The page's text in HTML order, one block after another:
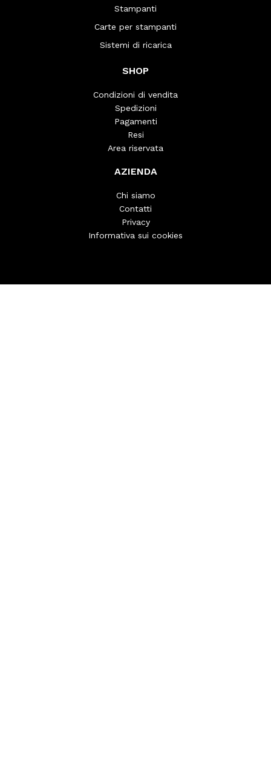
Stampanti
Carte per stampanti
Sistemi di ricarica
SHOP
Condizioni di vendita
Spedizioni
Pagamenti
Resi
Area riservata
AZIENDA
Chi siamo
Contatti
Privacy
Informativa sui cookies